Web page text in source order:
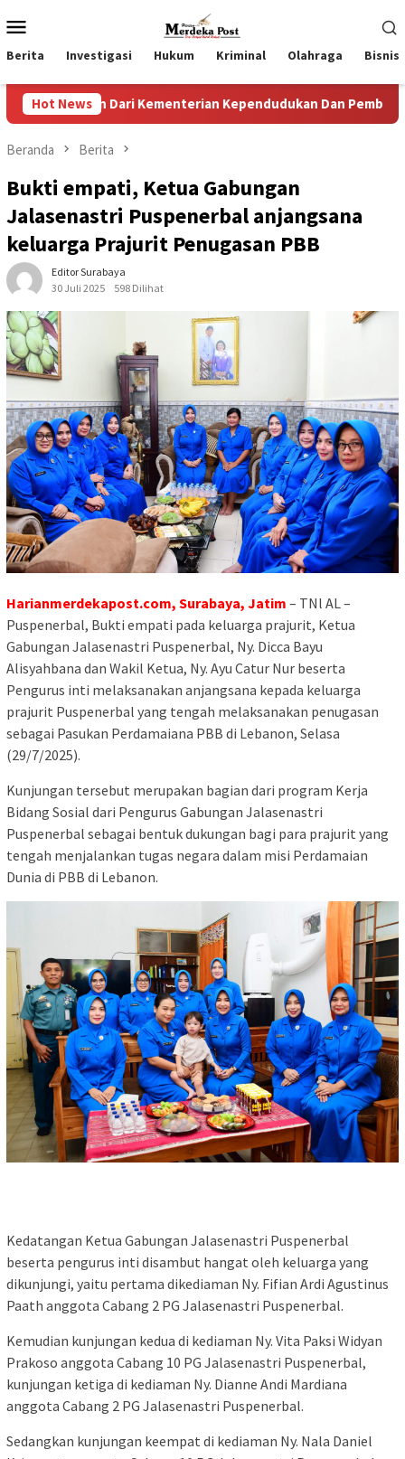
ke
kontenMobile
Berita Investigasi Hukum Kriminal Olahraga Bisnis
Hot News
Kementerian Kependudukan Dan Pembangunan Keluarga
Beranda Berita
Bukti empati, Ketua Gabungan
Jalasenastri Puspenerbal anjangsana
keluarga Prajurit Penugasan PBB
Editor Surabaya
30 Juli 2025
598 Dilihat
Harianmerdekapost.com, Surabaya, Jatim – TNl AL –
Puspenerbal, Bukti empati pada keluarga prajurit, Ketua
Gabungan Jalasenastri Puspenerbal, Ny. Dicca Bayu
Alisyahbana dan Wakil Ketua, Ny. Ayu Catur Nur beserta
Pengurus inti melaksanakan anjangsana kepada keluarga
prajurit Puspenerbal yang tengah melaksanakan penugasan
sebagai Pasukan Perdamaiana PBB di Lebanon, Selasa
(29/7/2025).
Kunjungan tersebut merupakan bagian dari program Kerja
Bidang Sosial dari Pengurus Gabungan Jalasenastri
Puspenerbal sebagai bentuk dukungan bagi para prajurit yang
tengah menjalankan tugas negara dalam misi Perdamaian
Dunia di PBB di Lebanon.
Kedatangan Ketua Gabungan Jalasenastri Puspenerbal
beserta pengurus inti disambut hangat oleh keluarga yang
dikunjungi, yaitu pertama dikediaman Ny. Fifian Ardi Agustinus
Paath anggota Cabang 2 PG Jalasenastri Puspenerbal.
Kemudian kunjungan kedua di kediaman Ny. Vita Paksi Widyan
Prakoso anggota Cabang 10 PG Jalasenastri Puspenerbal,
kunjungan ketiga di kediaman Ny. Dianne Andi Mardiana
anggota Cabang 2 PG Jalasenastri Puspenerbal.
Sedangkan kunjungan keempat di kediaman Ny. Nala Daniel